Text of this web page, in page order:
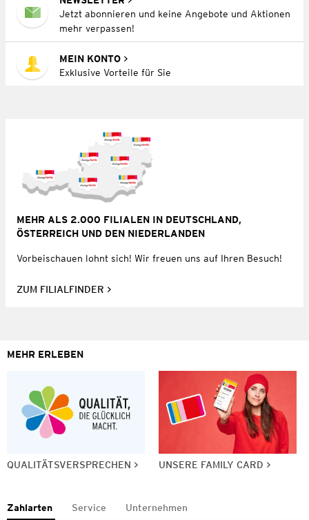
Jetzt abonnieren und keine Angebote und Aktionen
mehr verpassen!
MEIN KONTO
Exklusive Vorteile für Sie
MEHR ALS 2.000 FILIALEN IN DEUTSCHLAND,
ÖSTERREICH UND DEN NIEDERLANDEN
Vorbeischauen lohnt sich! Wir freuen uns auf Ihren Besuch!
ZUM FILIALFINDER
MEHR ERLEBEN
QUALITÄTSVERSPRECHEN UNSERE FAMILY CARD
Zahlarten Service Unternehmen